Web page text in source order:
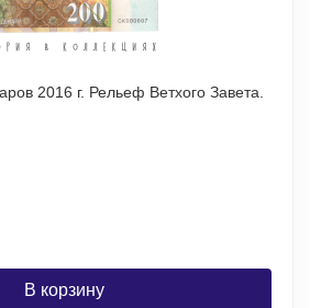
2016 г. Рельеф Ветхого Завета.
В корзину